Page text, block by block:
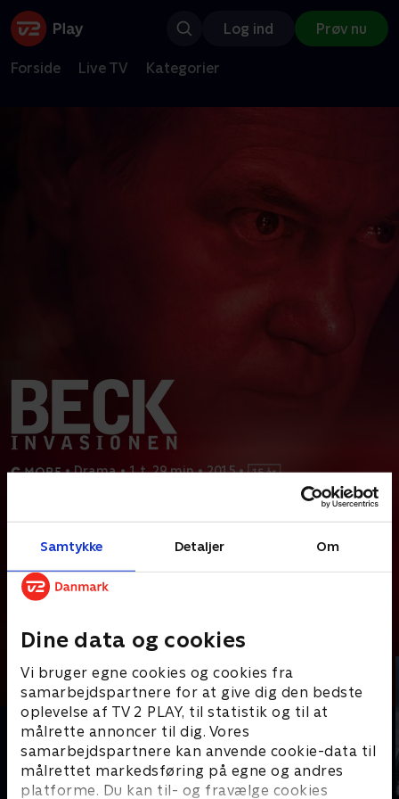
Samtykke Detaljer Om
Dine data og cookies
Vi bruger egne cookies og cookies fra
samarbejdspartnere for at give dig den bedste
oplevelse af TV 2 PLAY, til statistik og til at
målrette annoncer til dig. Vores
samarbejdspartnere kan anvende cookie-data til
målrettet markedsføring på egne og andres
platforme. Du kan til- og fravælge cookies
Log ind Prøv nu
Forside Live TV Kategorier
• Drama • 1 t. 29 min • 2015 •
En død mand findes gravet ned uden for Stockholm. Han kan i
første omgang ikke identificeres, men da en anden
Prøv TV 2 Play*
*Kræver pakken Basis. Administrer dit abonnement på Mit TV 2.
Andre så også